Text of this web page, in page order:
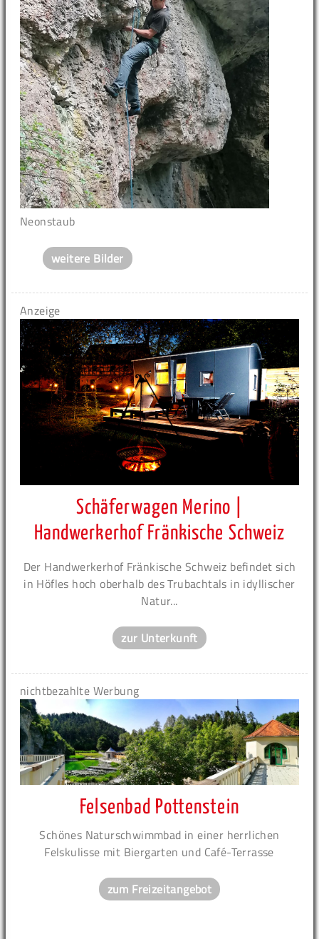
Neonstaub
weitere Bilder
Anzeige
Schäferwagen Merino |
Handwerkerhof Fränkische Schweiz
Der Handwerkerhof Fränkische Schweiz befindet sich
in Höfles hoch oberhalb des Trubachtals in idyllischer
Natur...
zur Unterkunft
nichtbezahlte Werbung
Felsenbad Pottenstein
Schönes Naturschwimmbad in einer herrlichen
Felskulisse mit Biergarten und Café-Terrasse
zum Freizeitangebot